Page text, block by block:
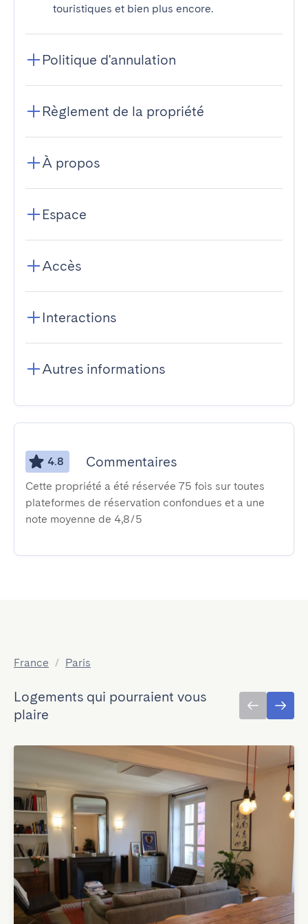
touristiques et bien plus encore.
Politique d'annulation
Règlement de la propriété
À propos
Espace
Accès
Interactions
Autres informations
4.8 Commentaires
Cette propriété a été réservée 75 fois sur toutes
plateformes de réservation confondues et a une
note moyenne de 4,8/5
France / Paris
Logements qui pourraient vous
plaire